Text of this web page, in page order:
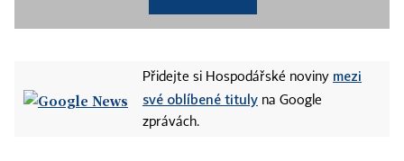
Přidejte si Hospodářské noviny mezi
své oblíbené tituly na Google
zprávách.